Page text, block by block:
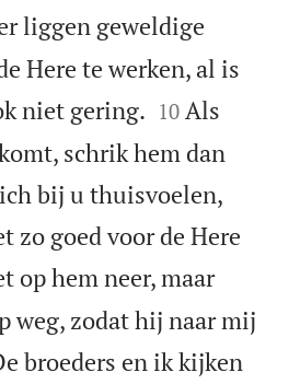
liggen geweldige
Here te werken, al is
niet gering. 

10 Als
schrik hem dan
bij u thuisvoelen,
zo goed voor de Here
op hem neer, maar
weg, zodat hij naar mij
broeders en ik kijken